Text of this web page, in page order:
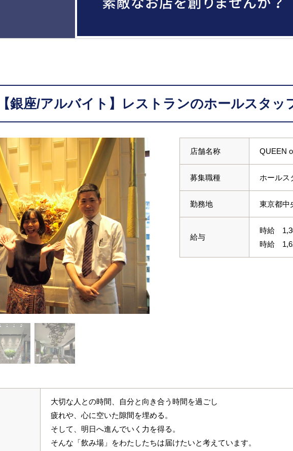
【銀座/アルバイト】レストランのホールスタッ
店舗名称 QUEEN
募集職種 ホールス
勤務地 東京都
給与
時給
時給
大切な人との時間、自分と向き合う時間を過ごし
疲れや、心に空いた隙間を埋める。
そして、明日へ進んでいく力を得る。
そんな「飲み場」をわたしたちは届けたいと考えています。